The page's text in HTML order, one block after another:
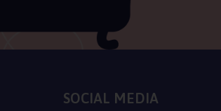
SOCIAL MEDIA